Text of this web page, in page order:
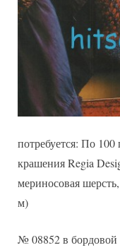
потребуется: По
крашения Regia
мериносовая
м)
№ 08852 в